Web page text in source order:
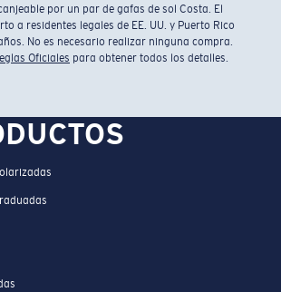
por un par de gafas de sol Costa. El
a residentes legales de EE. UU. y Puerto Rico
No es necesario realizar ninguna compra.
Oficiales para obtener todos los detalles.